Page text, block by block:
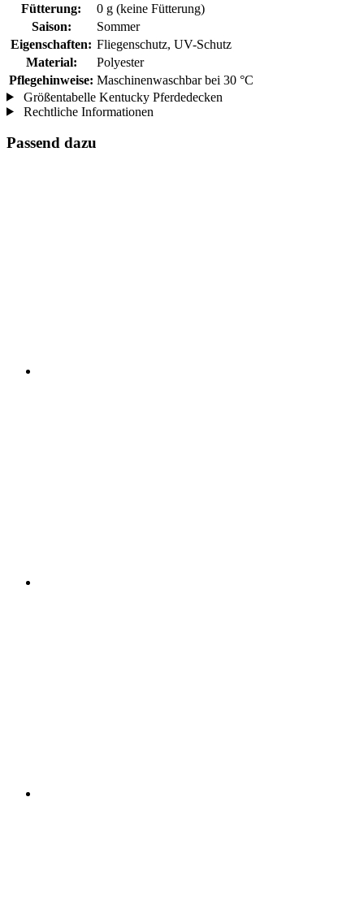
Fütterung:
0 g (keine Fütterung)
Saison:
Sommer
Eigenschaften: Fliegenschutz, UV-Schutz
Material:
Polyester
Pflegehinweise: Maschinenwaschbar bei 30 °C
Größentabelle Kentucky Pferdedecken
Rechtliche Informationen
Passend dazu